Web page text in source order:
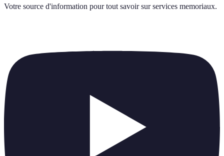
Votre source d'information pour tout savoir sur services memoriaux.